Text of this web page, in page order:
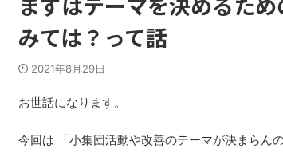
みては？って話
2021年8月29日
お世話になります。
今回は 「小集団活動や改善のテーマが決まらん